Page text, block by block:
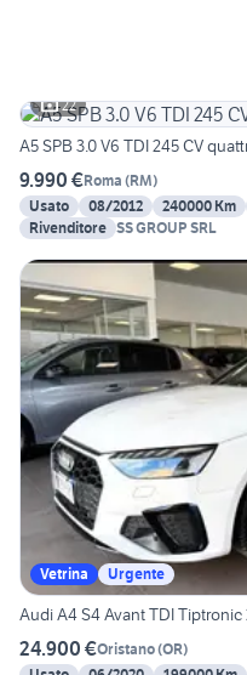
22
A5 SPB 3.0 V6 TDI 245 CV
9.990 €Roma (RM)
Usato
08/2012 240000 Km
Rivenditore SS GROUP SRL
Vetrina Urgente
Audi A4 S4 Avant TDI Tiptronic
24.900 €Oristano(OR)